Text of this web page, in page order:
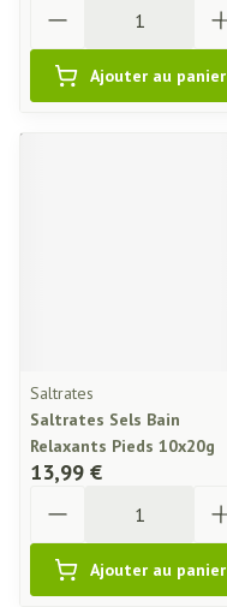
Ajouter au panier
Saltrates
Saltrates Sels Bain
Relaxants Pieds 10x20g
13,99 €
Ajouter au panier